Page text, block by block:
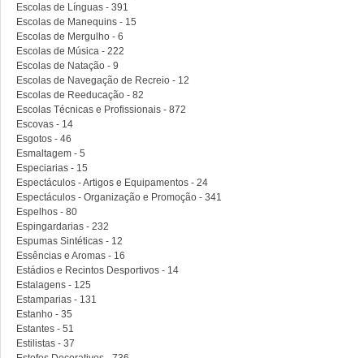
Escolas de Línguas - 391
Escolas de Manequins - 15
Escolas de Mergulho - 6
Escolas de Música - 222
Escolas de Natação - 9
Escolas de Navegação de Recreio - 12
Escolas de Reeducação - 82
Escolas Técnicas e Profissionais - 872
Escovas - 14
Esgotos - 46
Esmaltagem - 5
Especiarias - 15
Espectáculos - Artigos e Equipamentos - 24
Espectáculos - Organização e Promoção - 341
Espelhos - 80
Espingardarias - 232
Espumas Sintéticas - 12
Essências e Aromas - 16
Estádios e Recintos Desportivos - 14
Estalagens - 125
Estamparias - 131
Estanho - 35
Estantes - 51
Estilistas - 37